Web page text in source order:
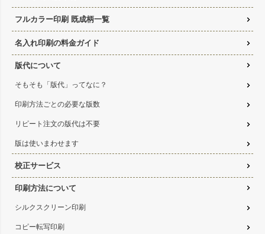
フルカラー印刷 既成柄一覧
名入れ印刷の料金ガイド
版代について
そもそも「版代」ってなに？
印刷方法ごとの必要な版数
リピート注文の版代は不要
版は使いまわせます
校正サービス
印刷方法について
シルクスクリーン印刷
コピー転写印刷